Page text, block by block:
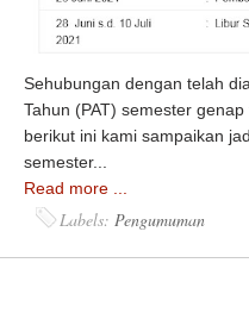
Sehubungan dengan telah
Tahun (PAT) semester
berikut ini kami sampaikan
semester...
Read more ...
Labels:Pengumuman